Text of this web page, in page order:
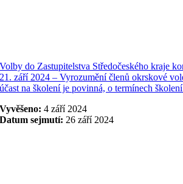
Volby do Zastupitelstva Středočeského kraje
21. září 2024 – Vyrozumění členů okrskové
účast na školení je povinná, o termínech
Vyvěšeno: 4 září 2024
Datum sejmutí: 26 září 2024